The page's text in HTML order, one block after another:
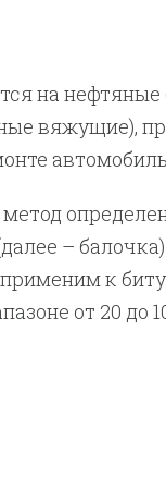
на
вяжущие),
–
применим к
от 20 до